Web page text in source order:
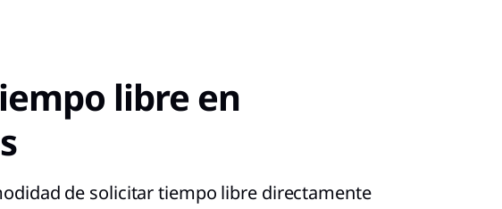
libre en
de solicitar tiempo libre directamente